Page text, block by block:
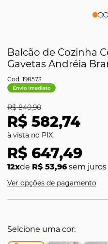
Balcão de Cozinha
Gavetas Andréia
198573
R$ 582,74
R$ 840,90
R$ 647,49
12xde R$ 53,96 sem juros
Ver opções de pagamento
Selcione uma cor